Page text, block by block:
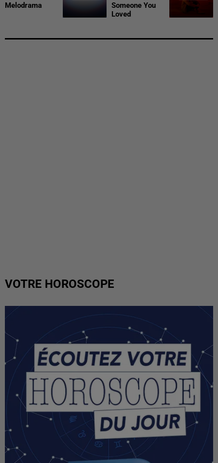
Melodrama
Someone You
Loved
VOTRE HOROSCOPE